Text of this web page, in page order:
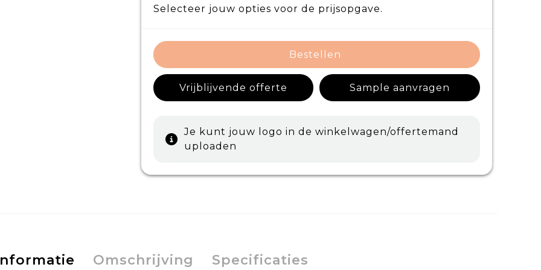
Selecteer jouw opties voor de prijsopgave.
Bestellen
Vrijblijvende offerte Sample aanvragen
Je kunt jouw logo in de winkelwagen/offertemand
uploaden
Omschrijving Specificaties